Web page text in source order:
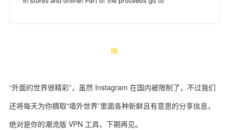
“外面的世界很精彩”，虽然 Instagram 在国内被限制了，不过我们
还将每天为你摘取“墙外世界”里面各种新鲜且有意思的分享信息，
绝对是你的潮流版 VPN 工具，下期再见。